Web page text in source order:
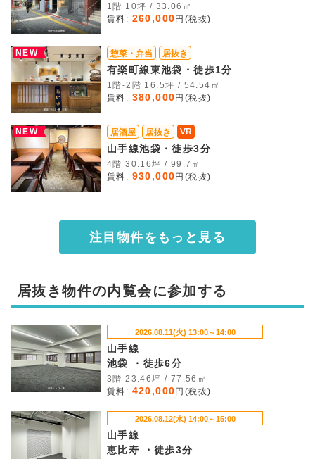
1階 10坪 / 33.06㎡
賃料: 260,000 円(税抜)
NEW 惣菜・弁当 居抜き
有楽町線東池袋・徒歩1分
1階-2階 16.5坪 / 54.54㎡
賃料: 380,000 円(税抜)
NEW 居酒屋 居抜き VR
山手線池袋・徒歩3分
4階 30.16坪 / 99.7㎡
賃料: 930,000 円(税抜)
注目物件をもっと見る
居抜き物件の内覧会に参加する
2026.08.11(火) 13:00～14:00
山手線
池袋 ・徒歩6分
3階 23.46坪 / 77.56㎡
賃料: 420,000 円(税抜)
2026.08.12(水) 14:00～15:00
山手線
恵比寿 ・徒歩3分